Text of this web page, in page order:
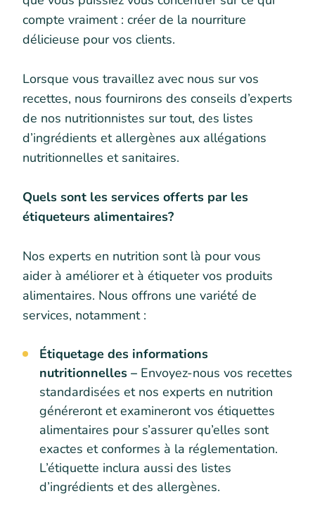
compte vraiment : créer de la nourriture
délicieuse pour vos clients.
Lorsque vous travaillez avec nous sur vos
recettes, nous fournirons des conseils d’experts
de nos nutritionnistes sur tout, des listes
d’ingrédients et allergènes aux allégations
nutritionnelles et sanitaires.
Quels sont les services offerts par les
étiqueteurs alimentaires?
Nos experts en nutrition sont là pour vous
aider à améliorer et à étiqueter vos produits
alimentaires. Nous offrons une variété de
services, notamment :
Étiquetage des informations
nutritionnelles – Envoyez-nous vos recettes
standardisées et nos experts en nutrition
généreront et examineront vos étiquettes
alimentaires pour s’assurer qu’elles sont
exactes et conformes à la réglementation.
L’étiquette inclura aussi des listes
d’ingrédients et des allergènes.